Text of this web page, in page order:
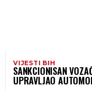
VIJESTI BIH
SANKCIONISAN
UPRAVLJAO